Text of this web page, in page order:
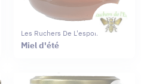
Les Ruchers De L'espoir
Miel d'été